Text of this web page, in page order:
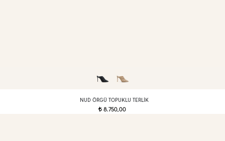
NUD ÖRGÜ TOPUKLU TERLIK
t8.750,00